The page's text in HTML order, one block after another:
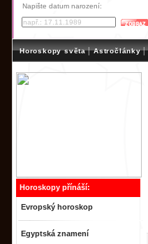
Napište datum narození:
Horoskopy světa | Astročlánky |
Horoskopy přínáší:
Evropský horoskop
Egyptská znamení